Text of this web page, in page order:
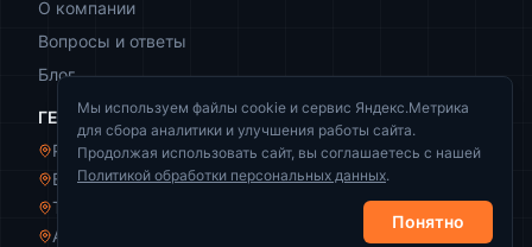
О компании
Вопросы и ответы
Блог
ГЕОГРАФИЯ
Ростов-на-Дону
Краснодар
Волгоград
Новороссийск
Таганрог
Волжский
Армавир
Пятигорск
Мы используем файлы cookie и сервис Яндекс.Метрика
для сбора аналитики и улучшения работы сайта.
Продолжая использовать сайт, вы соглашаетесь с нашей
Политикой обработки персональных данных.
Понятно